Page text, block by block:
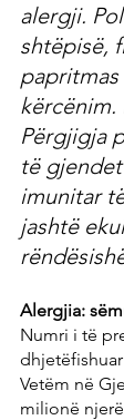
alergji.
shtëpisë,
kërcënim.
Përgjigja
të
imunitar
jashtë
Alergjia:
Numri i të
Vetëm në
milionë